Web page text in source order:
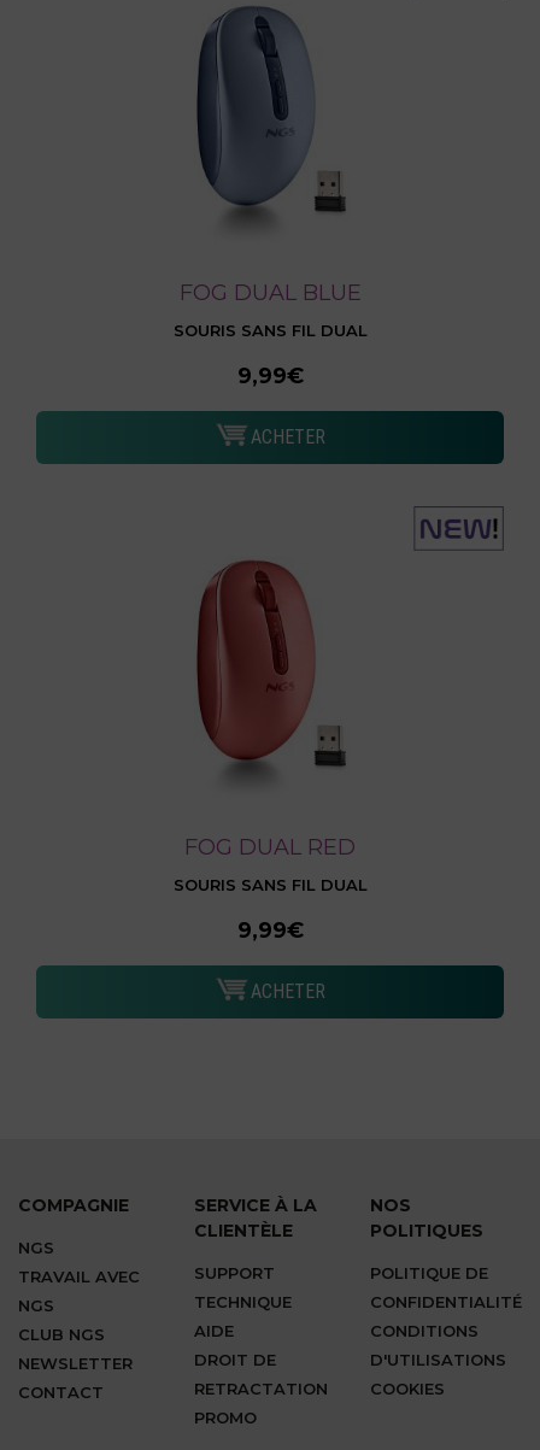
FOG DUAL BLUE
SOURIS SANS FIL DUAL
9,99€
ACHETER
FOG DUAL RED
SOURIS SANS FIL DUAL
9,99€
ACHETER
COMPAGNIE
NGS
TRAVAIL AVEC
NGS
CLUB NGS
NEWSLETTER
CONTACT
SERVICE À LA
CLIENTÈLE
SUPPORT
TECHNIQUE
AIDE
DROIT DE
RETRACTATION
PROMO
NOS
POLITIQUES
POLITIQUE DE
CONFIDENTIALITÉ
CONDITIONS
D'UTILISATIONS
COOKIES